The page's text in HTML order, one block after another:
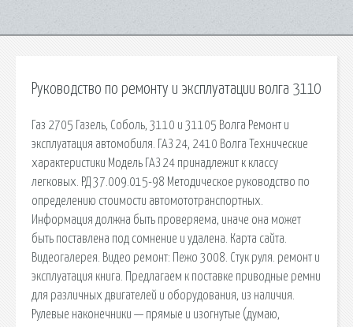
Руководство по ремонту и эксплуатации волга 3110
Газ 2705 Газель, Соболь, 3110 и 31105 Волга Ремонт и
эксплуатация автомобиля. ГАЗ 24, 2410 Волга Технические
характеристики Модель ГАЗ 24 принадлежит к классу
легковых. РД 37.009.015-98 Методическое руководство по
определению стоимости автомототранспортных.
Информация должна быть проверяема, иначе она может
быть поставлена под сомнение и удалена. Карта сайта.
Видеогалерея. Видео ремонт: Пежо 3008. Стук руля. ремонт и
эксплуатация книга. Предлагаем к поставке приводные ремни
для различных двигателей и оборудования, из наличия.
Рулевые наконечники — прямые и изогнутые (думаю,